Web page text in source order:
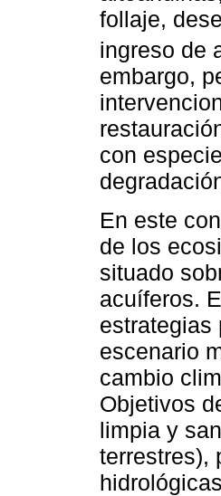
follaje,
ingreso de
embargo,
con
En este
de los
situado
acuíferos.
estrategias
escenario
cambio
Objetivos
limpia y
terrestres),